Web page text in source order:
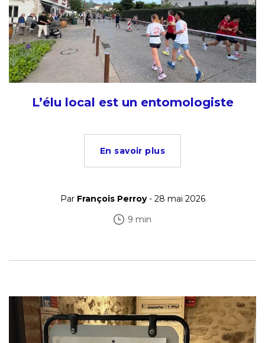
L’élu local est un entomologiste
En savoir plus
Par François Perroy- 28 mai 2026
9 min